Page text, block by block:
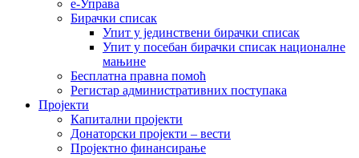
е-Управа
Бирачки списак
Упит у јединствени бирачки списак
Упит у посебан бирачки списак националне
мањине
Бесплатна правна помоћ
Регистар административних поступака
Пројекти
Капитални пројекти
Донаторски пројекти – вести
Пројектно финансирање